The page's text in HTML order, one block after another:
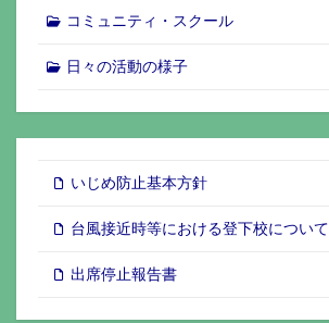
コミュニティ・スクール
日々の活動の様子
いじめ防止基本方針
台風接近時等における登下校について
出席停止報告書